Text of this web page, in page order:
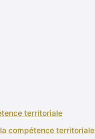
territoriale
compétence territoriale